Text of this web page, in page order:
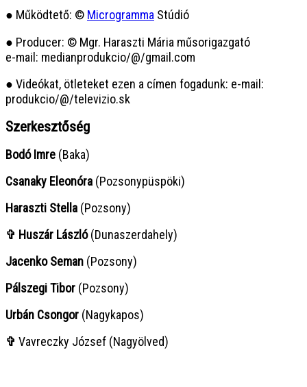
● Működtető: © Microgramma Stúdió
● Producer: © Mgr. Haraszti Mária műsorigazgató
e-mail: medianprodukcio/@/gmail.com
● Videókat, ötleteket ezen a címen fogadunk: e-mail:
produkcio/@/televizio.sk
Szerkesztőség
Bodó Imre (Baka)
Csanaky Eleonóra (Pozsonypüspöki)
Haraszti Stella (Pozsony)
✞ Huszár László(Dunaszerdahely)
Jacenko Seman (Pozsony)
Pálszegi Tibor (Pozsony)
Urbán Csongor (Nagykapos)
✞ Vavreczky József (Nagyölved)